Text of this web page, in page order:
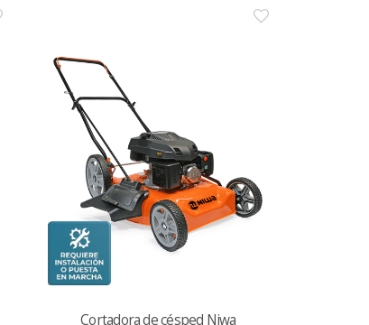
Cortadora de césped Niwa